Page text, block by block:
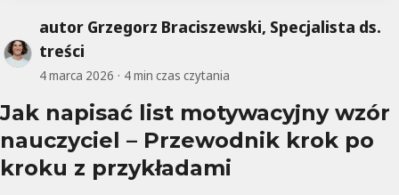
autor Grzegorz Braciszewski, Specjalista ds.
treści
4 marca 2026 4 min czas czytania
Jak napisać list motywacyjny wzór
nauczyciel – Przewodnik krok po
kroku z przykładami